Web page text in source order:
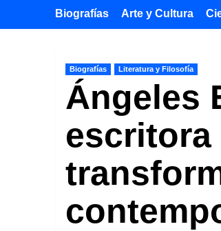
Biografías Arte y Cultura
Biografías Literatura y Filosofía
Ángeles
escritora